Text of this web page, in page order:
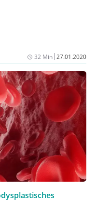
32 Min|27.01.2020